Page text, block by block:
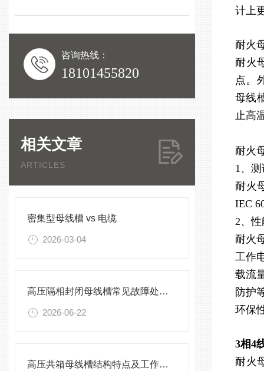
咨询热线：
18101455820
相关文章
ARTICLES
密集型母线槽 vs 电缆
2026-03-04
高压隔相封闭母线槽常见故障处理方案
2026-06-22
高压共箱母线槽结构特点及工作原理
计上
耐火
耐火
点。
母线
止高
耐火
1、
耐火
IEC
2、
耐火
工作
载流
防护
环保
3相4
耐火